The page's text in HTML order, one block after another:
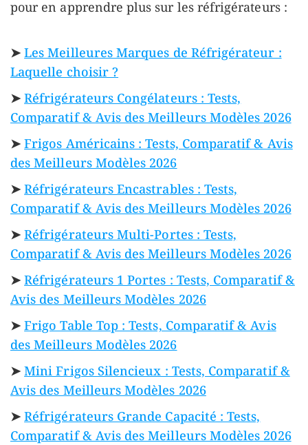
pour en apprendre plus sur les réfrigérateurs :
➤ Les Meilleures Marques de Réfrigérateur :
Laquelle choisir ?
➤ Réfrigérateurs Congélateurs : Tests,
Comparatif & Avis des Meilleurs Modèles 2026
➤ Frigos Américains : Tests, Comparatif & Avis
des Meilleurs Modèles 2026
➤ Réfrigérateurs Encastrables : Tests,
Comparatif & Avis des Meilleurs Modèles 2026
➤ Réfrigérateurs Multi-Portes : Tests,
Comparatif & Avis des Meilleurs Modèles 2026
➤ Réfrigérateurs 1 Portes : Tests, Comparatif &
Avis des Meilleurs Modèles 2026
➤ Frigo Table Top : Tests, Comparatif & Avis
des Meilleurs Modèles 2026
➤Mini Frigos Silencieux : Tests, Comparatif &
Avis des Meilleurs Modèles 2026
➤ Réfrigérateurs Grande Capacité : Tests,
Comparatif & Avis des Meilleurs Modèles 2026